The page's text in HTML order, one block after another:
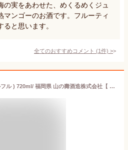
実をあわせた、めくるめくジュ
マンゴーのお酒です。フルーティ
と思います。
全てのおすすめコメント (1件) >
完熟マンゴー梅酒 ( フルフル ) 720ml/ 福岡県 山の壽酒造株式会社【 1526 】【 梅酒 】【 父の日 お中元 贈り物 ギフト プレゼント 】